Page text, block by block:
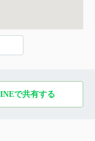
で共有する